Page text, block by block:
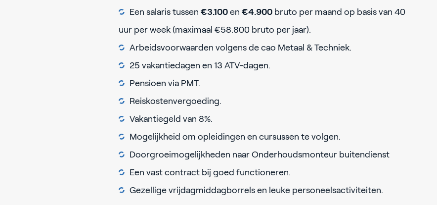
Een salaris tussen €3.100 en €4.900 bruto per maand op basis van 40
uur per week (maximaal €58.800 bruto per jaar).
Arbeidsvoorwaarden volgens de cao Metaal & Techniek.
25 vakantiedagen en 13 ATV-dagen.
Pensioen via PMT.
Reiskostenvergoeding.
Vakantiegeld van 8%.
Mogelijkheid om opleidingen en cursussen te volgen.
Doorgroeimogelijkheden naar Onderhoudsmonteur buitendienst
Een vast contract bij goed functioneren.
Gezellige vrijdagmiddagborrels en leuke personeelsactiviteiten.